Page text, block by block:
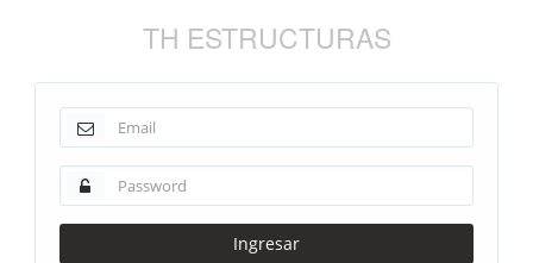
TH ESTRUCTURAS
Ingresar